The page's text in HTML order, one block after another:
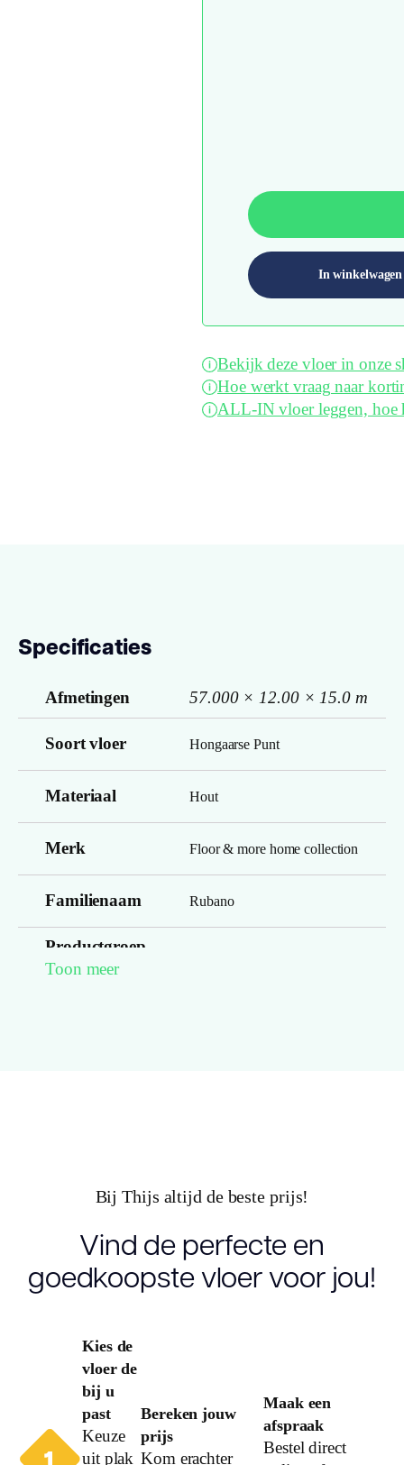
In winkelwagen
Bekijk deze vloer in onze
Hoe werkt vraag naar
ALL-IN vloer leggen, hoe
Specificaties
Afmetingen 57.000 × 12.00 × 15.0 m
Soort vloer Hongaarse Punt
Materiaal Hout
Merk Floor & more home collection
Familienaam Rubano
Productgroep
naam
Toon meer
Bij Thijs altijd de beste prijs!
Vind de perfecte en
goedkoopste vloer voor jou!
Kies de
vloer de
bij u
past
Keuze
uit plak
Bereken jouw
prijs
Kom erachter
Maak een
afspraak
Bestel direct